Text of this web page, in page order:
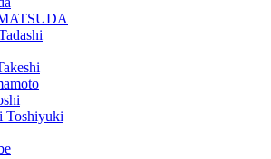
Toshiyuki